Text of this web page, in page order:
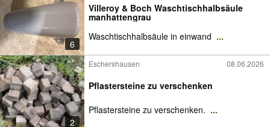
6
Villeroy & Boch Waschtischhalbsäule
manhattengrau
Waschtischhalbsäule in einwand ...
2
Eschershausen 08.06.2026
Pflastersteine zu verschenken
Pflastersteine zu verschenken. ...